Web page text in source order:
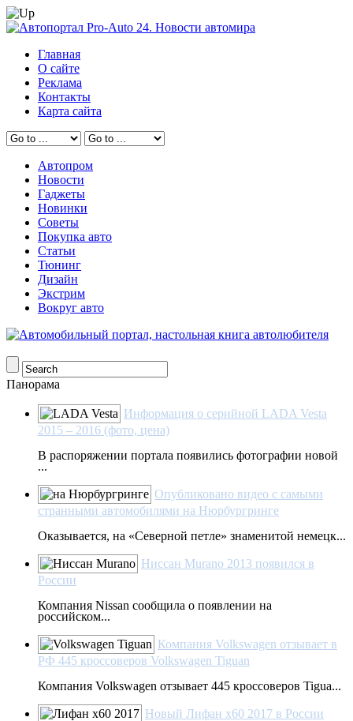
Главная
О сайте
Реклама
Контакты
Карта сайта
Автопром
Новости
Гаджеты
Новинки
Советы
Покупка авто
Статьи
Тюнинг
Дизайн
Экстрим
Вокруг авто
Панорама
Информация о серийной LADA Vesta
2015 – 2016 (фото, цена)
В распоряжении портала появились фотографии новой
...
Опубликовано видео с самыми
странными автомобилями на Нюрбургринге
Оказывается, на «Северной петле» знаменитой немецк...
Ниссан Murano 2013 появился в
России
Компания Nissan сообщила о появлении на
российском...
Компания Volkswagen отзывает в
РФ 445 кроссоверов Volkswagen Tiguan
Компания Volkswagen отзывает 445 кроссоверов Tigua...
Новый Лифан х60 2017 в России